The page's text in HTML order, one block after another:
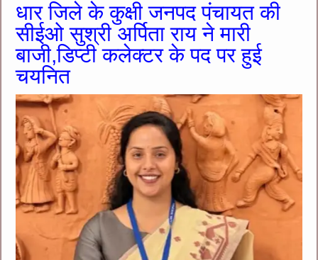
धार जिले के कुक्षी जनपद पंचायत की
सीईओ सुश्री अर्पिता राय ने मारी
बाजी,डिप्टी कलेक्टर के पद पर हुई
चयनित